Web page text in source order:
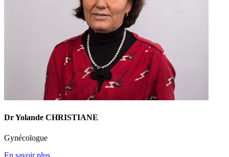
Dr Yolande CHRISTIANE
Gynécologue
En savoir plus